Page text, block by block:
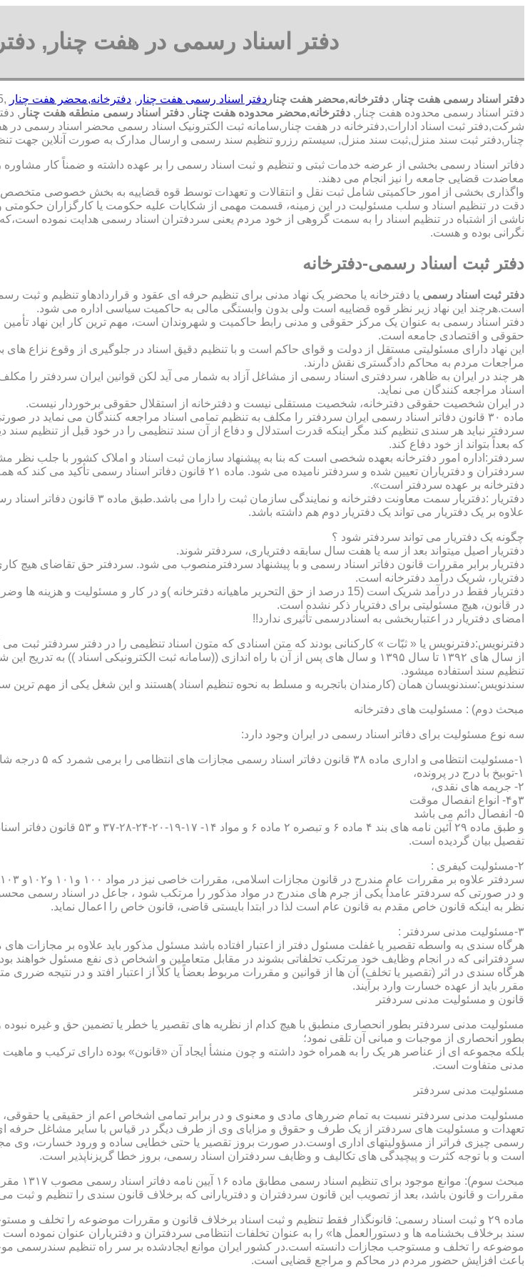
دفتر اسناد رسمی در هفت چنار,
دفتر اسناد رسمی هفت چنار , دفترخانه,محضر هفت چنار دفتر اسناد رسمی هفت چنار , دفترخانه,محضر هفت چنار
دفتر اسناد رسمی محدوده هفت چنار, دفترخانه,محضر محدوده هفت چنار , دفتر اسناد رسمی منطقه هفت چنار ,
شرکت,دفتر ثبت اسناد ادارات,دفترخانه در هفت چنار,سامانه ثبت الکترونیک اسناد رسمی محضر اسناد رسمی
چنار,دفتر ثبت سند منزل,ثبت سند منزل, سیستم رزرو تنظیم سند رسمی و ارسال مدارک به صورت آنلاین جهت
دفاتر اسناد رسمی بخشی از عرضه خدمات ثبتی و تنظیم و ثبت اسناد رسمی را بر عهده داشته و ضمناً کار مشاوره
معاضدت قضایی جامعه را نیز انجام می دهند.
واگذاری بخشی از امور حاکمیتی شامل ثبت نقل و انتقالات و تعهدات توسط قوه قضاییه به بخش خصوصی متخصص،
دقت در تنظیم اسناد و سلب مسئولیت در این زمینه، قسمت مهمی از شکایات علیه حکومت یا کارگزاران
ناشی از اشتباه در تنظیم اسناد را به سمت گروهی از خود مردم یعنی سردفتران اسناد رسمی هدایت نموده
نگرانی بوده و هست.
دفتر ثبت اسناد رسمی-دفترخانه
دفتر ثبت اسناد رسمی یا دفترخانه یا محضر یک نهاد مدنی برای تنظیم حرفه ای عقود و قراردادهاو تنظیم و ثبت
است.هرچند این نهاد زیر نظر قوه قضاییه است ولی بدون وابستگی مالی به حاکمیت سیاسی اداره می شود.
دفتر اسناد رسمی به عنوان یک مرکز حقوقی و مدنی رابط حاکمیت و شهروندان است، مهم ترین کار این نهاد
حقوقی و اقتصادی جامعه است.
این نهاد دارای مسئولیتی مستقل از دولت و قوای حاکم است و با تنظیم دقیق اسناد در جلوگیری از وقوع نزاع
مراجعات مردم به محاکم دادگستری نقش دارند.
هر چند در ایران به ظاهر، سردفتری اسناد رسمی از مشاغل آزاد به شمار می آید لکن قوانین ایران سردفتر را
اسناد مراجعه کنندگان می نماید.
در ایران شخصیت حقوقی دفترخانه، شخصیت مستقلی نیست و دفترخانه از استقلال حقوقی برخوردار نیست.
ماده ۳۰ قانون دفاتر اسناد رسمی ایران سردفتر را مکلف به تنظیم تمامی اسناد مراجعه کنندگان می نماید در
سردفتر نباید هر سندی تنظیم کند مگر اینکه قدرت استدلال و دفاع از آن سند تنظیمی را در خود قبل از تنظیم سند
که بعداً بتواند از خود دفاع کند.
سردفتر:اداره امور دفترخانه بعهده شخصی است که بنا به پیشنهاد سازمان ثبت اسناد و املاک کشور با جلب نظر
سردفتران و دفتریاران تعیین شده و سردفتر نامیده می شود. ماده ۲۱ قانون دفاتر اسناد
دفترخانه بر عهده سردفتر است».
دفتریار :دفتریار سمت معاونت دفترخانه و نمایندگی سازمان ثبت را
علاوه بر یک دفتریار می تواند یک دفتریار دوم هم داشته باشد.
چگونه یک دفتریار می تواند سردفتر شود ؟
دفتریار اصیل میتواند بعد از سه یا هفت سال سابقه دفتریاری، سردفتر شوند.
دفتریار برابر مقررات قانون دفاتر اسناد رسمی و با پیشنهاد سردفترمنصوب می شود. سردفتر حق تقاضای هیچ
دفتریار، شریک درآمد دفترخانه است.
دفتریار فقط در درآمد شریک است (15 درصد از حق التحریر ماهیانه دفترخانه )و در کار و مسئولیت و هزینه ها وضررها هیچ شراکتی ندارد.
در قانون، هیچ مسئولیتی برای دفتریار ذکر نشده است.
امضای دفتریار در اعتباربخشی به اسنادرسمی تأثیری ندارد!!
دفترنویس:دفترنویس یا « ثبّات » کارکنانی بودند که متن اسنادی که متون اسناد تنظیمی را در دفتر سردفتر ثبت
از سال های ۱۳۹۲ تا سال ۱۳۹۵ و سال های پس از آن با راه اندازی ((سامانه ثبت الکترونیکی
تنظیم سند استفاده میشود.
سندنویس:سندنویسان همان (کارمندان باتجربه و مسلط به نحوه تنظیم اسناد )هستند و این شغل یکی از مهم ترین
مبحث دوم) : مسئولیت های دفترخانه
سه نوع مسئولیت برای دفاتر اسناد رسمی در ایران وجود دارد:
۱-مسئولیت انتظامی و اداری ماده ۳۸ قانون دفاتر اسناد رسمی مجازات های انتظامی را برمی شمرد که ۵ درجه شامل :
۱-توبیخ با درج در پرونده،
۲- جریمه های نقدی،
۳و۴- انواع انفصال موقت
۵- انفصال دائم می باشد
تفصیل بیان گردیده است.
۲-مسئولیت کیفری :
سردفتر علاوه بر مقررات عام مندرج در قانون مجازات اسلامی، مقررات خاصی نیز در مواد ۱۰۰ و۱۰۱ و۱۰۲و ۱۰۳ قانون ثبت پیش بینی گردیده است؛
و در صورتی که سردفتر عامداً یکی از جرم های مندرج در مواد مذکور را مرتکب شود ، جاعل در اسناد رسمی
نظر به اینکه قانون خاص مقدم به قانون عام است لذا در ابتدا بایستی قاضی، قانون خاص را اعمال نماید.
۳-مسئولیت مدنی سردفتر :
هرگاه سندی به واسطه تقصیر یا غفلت مسئول دفتر از اعتبار افتاده باشد مسئول مذکور باید علاوه بر مجازات های
سردفترانی که در انجام وظایف خود مرتکب تخلفاتی بشوند در مقابل متعاملین و اشخاص ذی نفع مسئول خواهند
هرگاه سندی در اثر (تقصیر یا تخلف) آن ها از قوانین و مقررات مربوط بعضاً یا کلاً از اعتبار افتد و در نتیجه
مقرر باید از عهده خسارت وارد برآیند.
قانون و مسئولیت مدنی سردفتر
مسئولیت مدنی سردفتر بطور انحصاری منطبق با هیچ کدام از نظریه های تقصیر یا خطر یا تضمین حق و غیره نبوده
بطور انحصاری از موجبات و مبانی آن تلقی نمود؛
بلکه مجموعه ای از عناصر هر یک را به همراه خود داشته و چون منشأ ایجاد آن «قانون» بوده دارای ترکیب و
مدنی متفاوت است.
مسئولیت مدنی سردفتر
مسئولیت مدنی سردفتر نسبت به تمام ضررهای مادی و معنوی و در برابر تمامی اشخاص اعم از حقیقی یا
تعهدات و مسئولیت های سردفتر از یک طرف و حقوق و مزایای وی از طرف دیگر در قیاس با سایر مشاغل حرفه
رسمی چیزی فراتر از مسؤولیتهای اداری اوست.در صورت بروز تقصیر یا حتی خطایی ساده و ورود خسارت، وی
است و با توجه کثرت و پیچیدگی های تکالیف و وظایف سردفتران اسناد رسمی، بروز خطا گریزناپذیر است.
مبحث
مقررات و قانون باشد، بعد از تصویب این قانون سردفتران و دفتریارانی که برخلاف قانون سندی را تنظیم و
سند برخلاف بخشنامه ها و دستورالعمل ها» را به عنوان تخلفات انتظامی سردفتران و دفتریاران عنوان نموده
موضوعه را تخلف و مستوجب مجازات دانسته است.در کشور ایران موانع ایجادشده بر سر راه تنظیم
باعث افزایش حضور مردم در محاکم و مراجع قضایی است.